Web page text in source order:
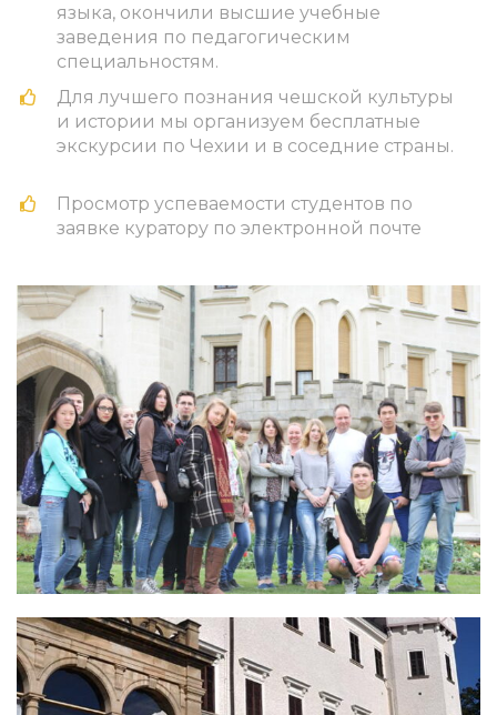
языка, окончили высшие учебные
заведения по педагогическим
специальностям.
Для лучшего познания чешской культуры
и истории мы организуем бесплатные
экскурсии по Чехии и в соседние страны.
Просмотр успеваемости студентов по
заявке куратору по электронной почте